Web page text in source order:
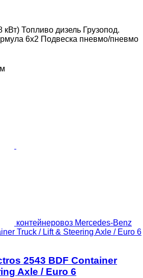
кВт) Топливо дизель Грузопод.
6x2 Подвеска пневмо/пневмо
контейнеровоз Mercedes-Benz
Truck / Lift & Steering Axle / Euro 6
2543 BDF Container
Axle / Euro 6